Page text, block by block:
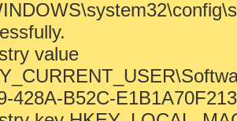
value
428A-B52C-